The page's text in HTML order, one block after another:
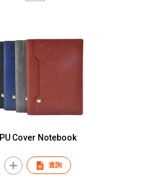
PU Cover Notebook
查詢